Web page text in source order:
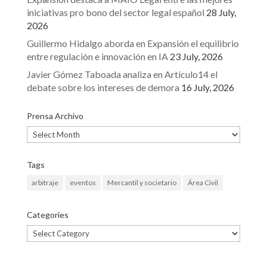
iniciativas pro bono del sector legal español 28 July,
2026
Guillermo Hidalgo aborda en Expansión el equilibrio
entre regulación e innovación en IA 23 July, 2026
Javier Gómez Taboada analiza en Artículo14 el
debate sobre los intereses de demora 16 July, 2026
Prensa Archivo
Prensa
Archivo
Tags
arbitraje eventos Mercantil y societario Área Civil
Categories
Categories